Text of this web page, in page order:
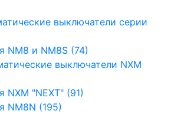
выключатели серии
NM8 и NM8S (74)
выключатели NXM
NXM "NEXT" (91)
NM8N (195)